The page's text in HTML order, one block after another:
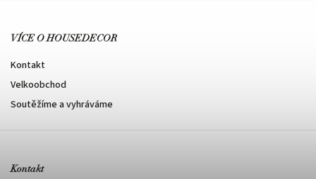
VÍCE O HOUSEDECOR
Kontakt
Velkoobchod
Soutěžíme a vyhráváme
Kontakt